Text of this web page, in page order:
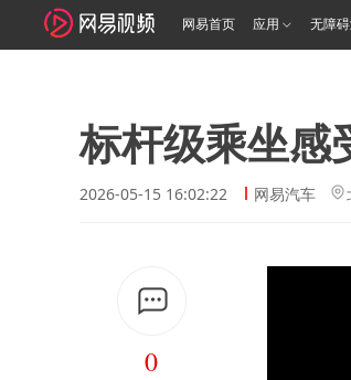
网易首页 应用 无障
标杆级乘坐感
2026-05-15 16:02:22 网易汽车
0